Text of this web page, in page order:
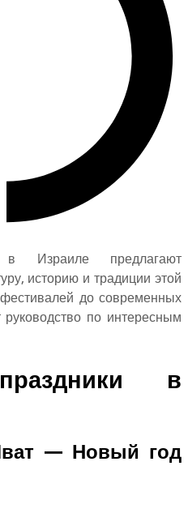
в Израиле предлагают
историю и традиции этой
до современных
по интересным
в
— Новый год